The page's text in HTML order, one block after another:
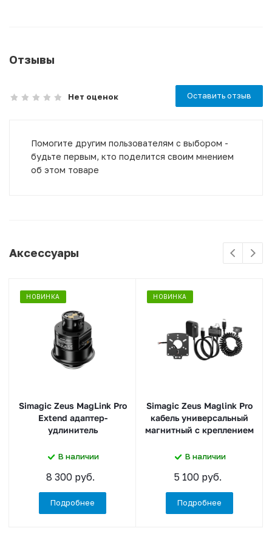
Отзывы
Нет оценок Оставить отзыв
Помогите другим пользователям с выбором -
будьте первым, кто поделится своим мнением
об этом товаре
Аксессуары
НОВИНКА
Simagic Zeus MagLink Pro
Extend адаптер-
удлинитель
В наличии
8 300 руб.
Подробнее
НОВИНКА
Simagic Zeus Maglink Pro
кабель универсальный
магнитный с креплением
В наличии
5 100 руб.
Подробнее